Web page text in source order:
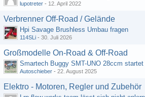
lupotreter - 12. April 2022
Verbrenner Off-Road / Gelände
Hpi Savage Brushless Umbau fragen
114SLi - 30. Juli 2026
Großmodelle On-Road & Off-Road
Smartech Buggy SMT-UNO 28ccm
Autoschieber - 22. August 2025
Elektro - Motoren, Regler und Zubehör